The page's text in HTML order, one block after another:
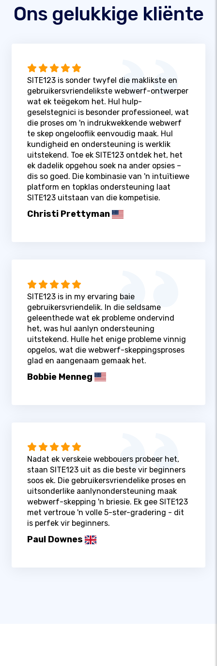
Ons gelukkige kliënte
SITE123 is sonder twyfel die maklikste en
gebruikersvriendelikste webwerf-ontwerper
wat ek teëgekom het. Hul hulp-
geselstegnici is besonder professioneel, wat
die proses om 'n indrukwekkende webwerf
te skep ongelooflik eenvoudig maak. Hul
kundigheid en ondersteuning is werklik
uitstekend. Toe ek SITE123 ontdek het, het
ek dadelik opgehou soek na ander opsies –
dis so goed. Die kombinasie van 'n intuïtiewe
platform en topklas ondersteuning laat
SITE123 uitstaan ​​van die kompetisie.
Christi Prettyman
SITE123 is in my ervaring baie
gebruikersvriendelik. In die seldsame
geleenthede wat ek probleme ondervind
het, was hul aanlyn ondersteuning
uitstekend. Hulle het enige probleme vinnig
opgelos, wat die webwerf-skeppingsproses
glad en aangenaam gemaak het.
Bobbie Menneg
Nadat ek verskeie webbouers probeer het,
staan ​​SITE123 uit as die beste vir beginners
soos ek. Die gebruikersvriendelike proses en
uitsonderlike aanlynondersteuning maak
webwerf-skepping 'n briesie. Ek gee SITE123
met vertroue 'n volle 5-ster-gradering - dit
is perfek vir beginners.
Paul Downes